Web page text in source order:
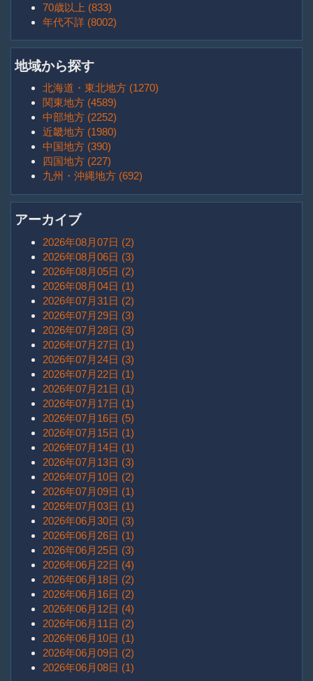
70歳以上 (833)
年代不詳 (8002)
地域から探す
北海道・東北地方 (1270)
関東地方 (4589)
中部地方 (2252)
近畿地方 (1980)
中国地方 (390)
四国地方 (227)
九州・沖縄地方 (692)
アーカイブ
2026年08月07日 (2)
2026年08月06日 (3)
2026年08月05日 (2)
2026年08月04日 (1)
2026年07月31日 (2)
2026年07月29日 (3)
2026年07月28日 (3)
2026年07月27日 (1)
2026年07月24日 (3)
2026年07月22日 (1)
2026年07月21日 (1)
2026年07月17日 (1)
2026年07月16日 (5)
2026年07月15日 (1)
2026年07月14日 (1)
2026年07月13日 (3)
2026年07月10日 (2)
2026年07月09日 (1)
2026年07月03日 (1)
2026年06月30日 (3)
2026年06月26日 (1)
2026年06月25日 (3)
2026年06月22日 (4)
2026年06月18日 (2)
2026年06月16日 (2)
2026年06月12日 (4)
2026年06月11日 (2)
2026年06月10日 (1)
2026年06月09日 (2)
2026年06月08日 (1)